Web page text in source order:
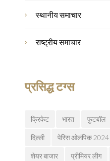
स्थानीय समाचार
राष्ट्रीय समाचार
प्रसिद्ध टग्स
क्रिकेट भारत फुटबॉल
दिल्ली पेरिस ओलंपिक 2024
शेयर बाजार प्रीमियर लीग